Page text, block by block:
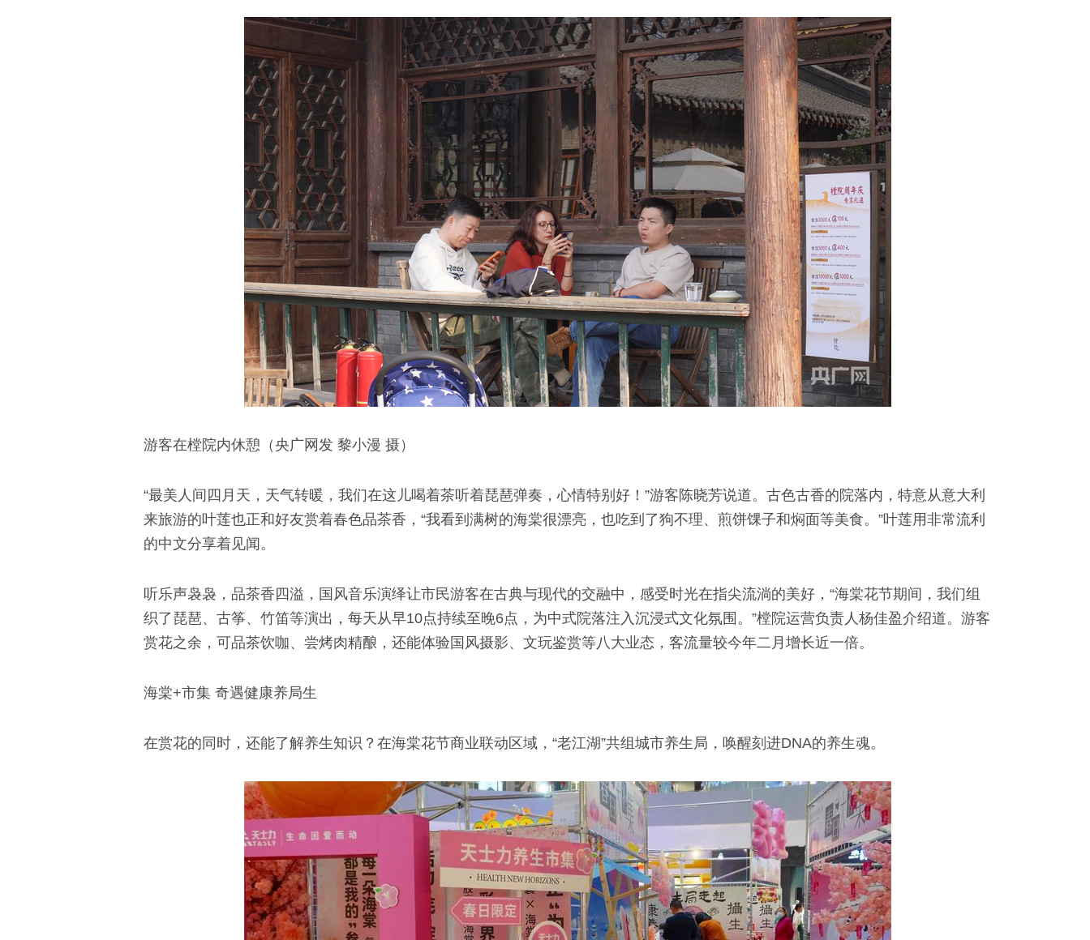
游客在樘院内休憩（央广网发 黎小漫 摄）
“最美人间四月天，天气转暖，我们在这儿喝着茶听着琵琶弹奏，心情特别好！”游客陈晓芳说道。古色古香的院落内，特意从意大利
来旅游的叶莲也正和好友赏着春色品茶香，“我看到满树的海棠很漂亮，也吃到了狗不理、煎饼馃子和焖面等美食。”叶莲用非常流利
的中文分享着见闻。
听乐声袅袅，品茶香四溢，国风音乐演绎让市民游客在古典与现代的交融中，感受时光在指尖流淌的美好，“海棠花节期间，我们组
织了琵琶、古筝、竹笛等演出，每天从早10点持续至晚6点，为中式院落注入沉浸式文化氛围。”樘院运营负责人杨佳盈介绍道。游客
赏花之余，可品茶饮咖、尝烤肉精酿，还能体验国风摄影、文玩鉴赏等八大业态，客流量较今年二月增长近一倍。
海棠+市集 奇遇健康养局生
在赏花的同时，还能了解养生知识？在海棠花节商业联动区域，“老江湖”共组城市养生局，唤醒刻进DNA的养生魂。